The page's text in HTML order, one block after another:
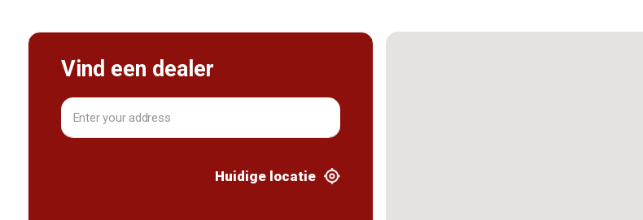
Vind een dealer
Huidige locatie